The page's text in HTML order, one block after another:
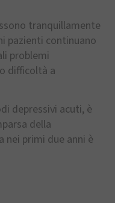
tranquillamente
pazienti continuano
problemi
difficoltà a
depressivi acuti, è
della
nei primi due anni è